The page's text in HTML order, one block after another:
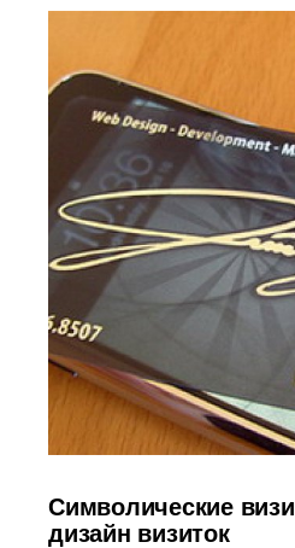
Символические
дизайн визиток